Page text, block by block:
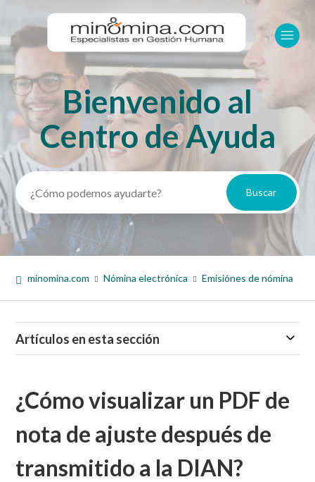
BúsquedaBienvenido al
Centro de Ayuda
minomina.com Nómina electrónica Emisiónes de nómina
Artículos en esta sección
¿Cómo visualizar un PDF de
nota de ajuste después de
transmitido a la DIAN?